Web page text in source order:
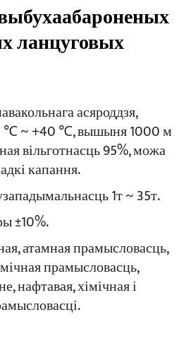
ланцуговых
асяроддзя,
℃ ~ +40 ℃, вышыня 1000 м
вільготнасць 95%, можа
капання.
1т ~ 35т.
±10%.
атамная прамысловасць,
прамысловасць,
нафтавая, хімічная і